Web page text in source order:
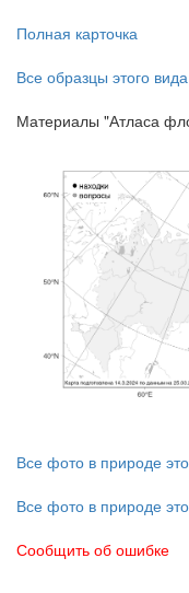
Полная карточка
Все образцы этого вида
Материалы "Атласа
Все фото в природе
Все фото в природе
Сообщить об ошибке